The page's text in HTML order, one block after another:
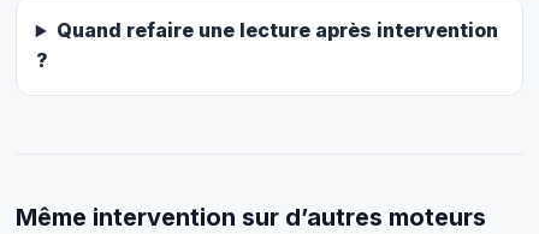
Quand refaire une lecture après intervention
?
Même intervention sur d’autres moteurs